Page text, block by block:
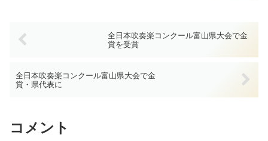
全日本吹奏楽コンクール富山県大会で金
賞を受賞
全日本吹奏楽コンクール富山県大会で金
賞・県代表に
コメント